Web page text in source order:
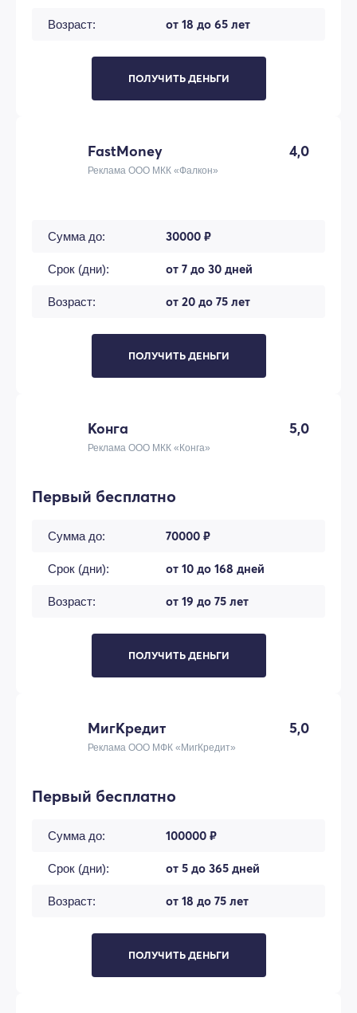
Возраст: от 18 до 65 лет
ПОЛУЧИТЬ ДЕНЬГИ
FastMoney 4,0
Реклама ООО МКК «Фалкон»
Сумма до: 30000 ₽
Срок (дни): от 7 до 30 дней
Возраст: от 20 до 75 лет
ПОЛУЧИТЬ ДЕНЬГИ
Конга 5,0
Реклама ООО МКК «Конга»
Первый бесплатно
Сумма до: 70000 ₽
Срок (дни): от 10 до 168 дней
Возраст: от 19 до 75 лет
ПОЛУЧИТЬ ДЕНЬГИ
МигКредит 5,0
Реклама ООО МФК «МигКредит»
Первый бесплатно
Сумма до: 100000 ₽
Срок (дни): от 5 до 365 дней
Возраст: от 18 до 75 лет
ПОЛУЧИТЬ ДЕНЬГИ